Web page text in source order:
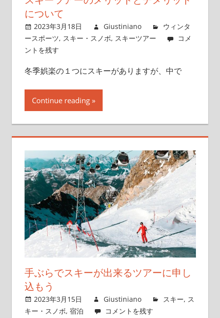
について
2023年3月18日 Giustiniano
ウィンタ
ースポーツ, スキー・スノボ, スキーツアー
コメ
ントを残す
冬季娯楽の１つにスキーがありますが、中で
Continue reading
手ぶらでスキーが出来るツアーに申し
込もう
2023年3月15日 Giustiniano スキー, ス
キー・スノボ, 宿泊 コメントを残す